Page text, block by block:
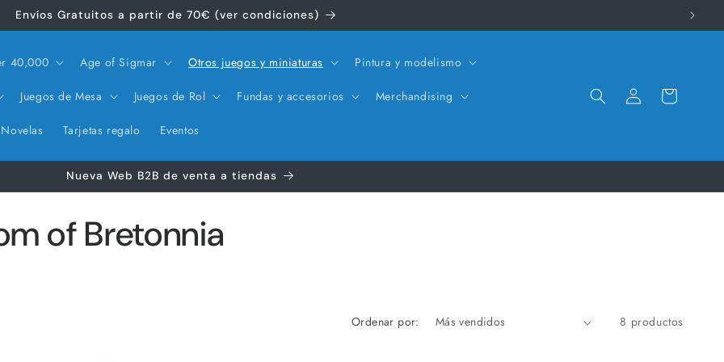
Envíos Gratuitos a partir de 70€ (ver condiciones)
40,000 Age of Sigmar Otros juegos y miniaturas Pintura y modelismo
Juegos de Mesa Juegos de Rol Fundas y accesorios Merchandising
Novelas Tarjetas regalo Eventos
Iniciar
sesión
Carrito
Nueva Web B2B de venta a tiendas
of Bretonnia
Ordenar por: 8 productos